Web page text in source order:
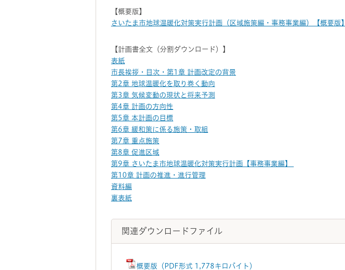
【概要版】
さいたま市地球温暖化対策実行計画（区域施策編・事務事業編）【概要版】
【計画書全文（分割ダウンロード）】
表紙
市長挨拶・目次・第1章 計画改定の背景
第2章 地球温暖化を取り巻く動向
第3章 気候変動の現状と将来予測
第4章 計画の方向性
第5章 本計画の目標
第6章 緩和策に係る施策・取組
第7章 重点施策
第8章 促進区域
第9章 さいたま市地球温暖化対策実行計画【事務事業編】
第10章 計画の推進・進行管理
資料編
裏表紙
関連ダウンロードファイル
概要版（PDF形式 1,778キロバイト）